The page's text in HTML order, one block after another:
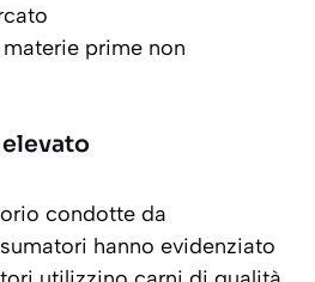
prime non
condotte da
hanno evidenziato